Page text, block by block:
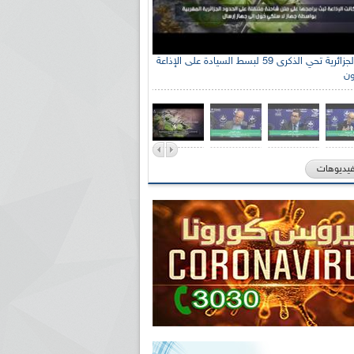
الإذاعة الجزائرية تحي الذكرى 59 لبسط السيادة على الإذاعة